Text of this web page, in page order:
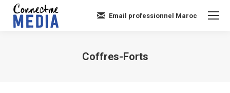
Email professionnel Maroc
Coffres-Forts